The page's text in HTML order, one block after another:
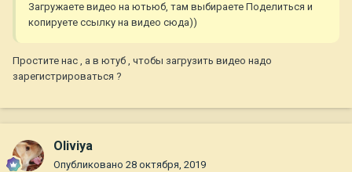
Загружаете видео на ютьюб, там выбираете Поделиться и
копируете ссылку на видео сюда))
Простите нас , а в ютуб , чтобы загрузить видео надо
зарегистрироваться ?
Oliviya
Опубликовано 28 октября, 2019